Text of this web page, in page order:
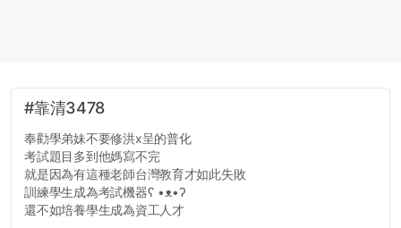
#靠清3478
奉勸學弟妹不要修洪x呈的普化
考試題目多到他媽寫不完
就是因為有這種老師台灣教育才如此失敗
訓練學生成為考試機器ʕ •ᴥ•ʔ
還不如培養學生成為資工人才